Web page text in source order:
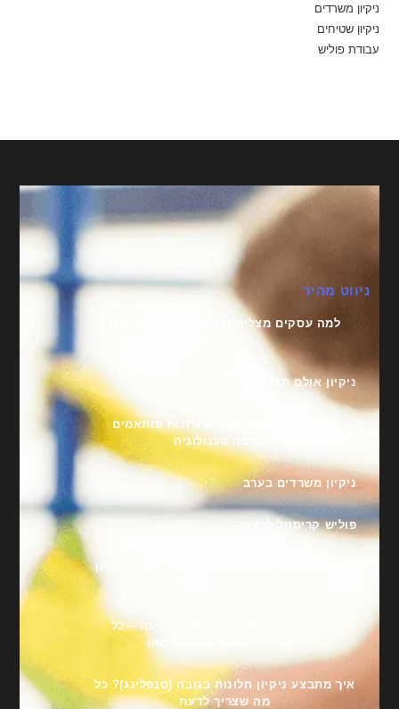
ניקיון משרדים
ניקיון שטיחים
עבודת פוליש
ניווט מהיר
למה עסקים מצליחים בוחרים חברת ניקיון
ניקיון אולם תצוגה
ניקיון משרדי הייטק – פתרונות מותאמים
לסביבת טכנולוגיה
ניקיון משרדים בערב
פוליש קריסטל לרצפה
איך לשמור על משרד מבריק לאורך זמן – ניקיון
המדריך לבחירת חברת ניקיון אמינה – כל
הטעויות שצריך להימנע מהן
איך מתבצע ניקיון חלונות בגובה (סנפלינג)? כל
מה שצריך לדעת